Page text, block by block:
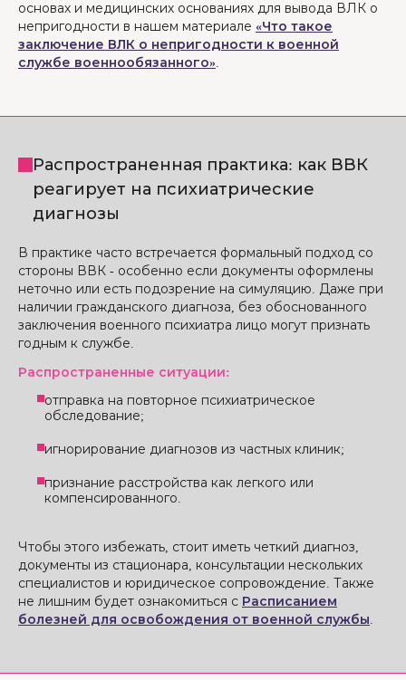
основах и медицинских основаниях для вывода ВЛК о
непригодности в нашем материале «Что такое
заключение ВЛК о непригодности к военной
службе военнообязанного».
Распространенная практика: как ВВК
реагирует на психиатрические
диагнозы
В практике часто встречается формальный подход со
стороны ВВК - особенно если документы оформлены
неточно или есть подозрение на симуляцию. Даже при
наличии гражданского диагноза, без обоснованного
заключения военного психиатра лицо могут признать
годным к службе.
Распространенные ситуации:
отправка на повторное психиатрическое
обследование;
игнорирование диагнозов из частных клиник;
признание расстройства как легкого или
компенсированного.
Чтобы этого избежать, стоит иметь четкий диагноз,
документы из стационара, консультации нескольких
специалистов и юридическое сопровождение. Также
не лишним будет ознакомиться с Расписанием
болезней для освобождения от военной службы.